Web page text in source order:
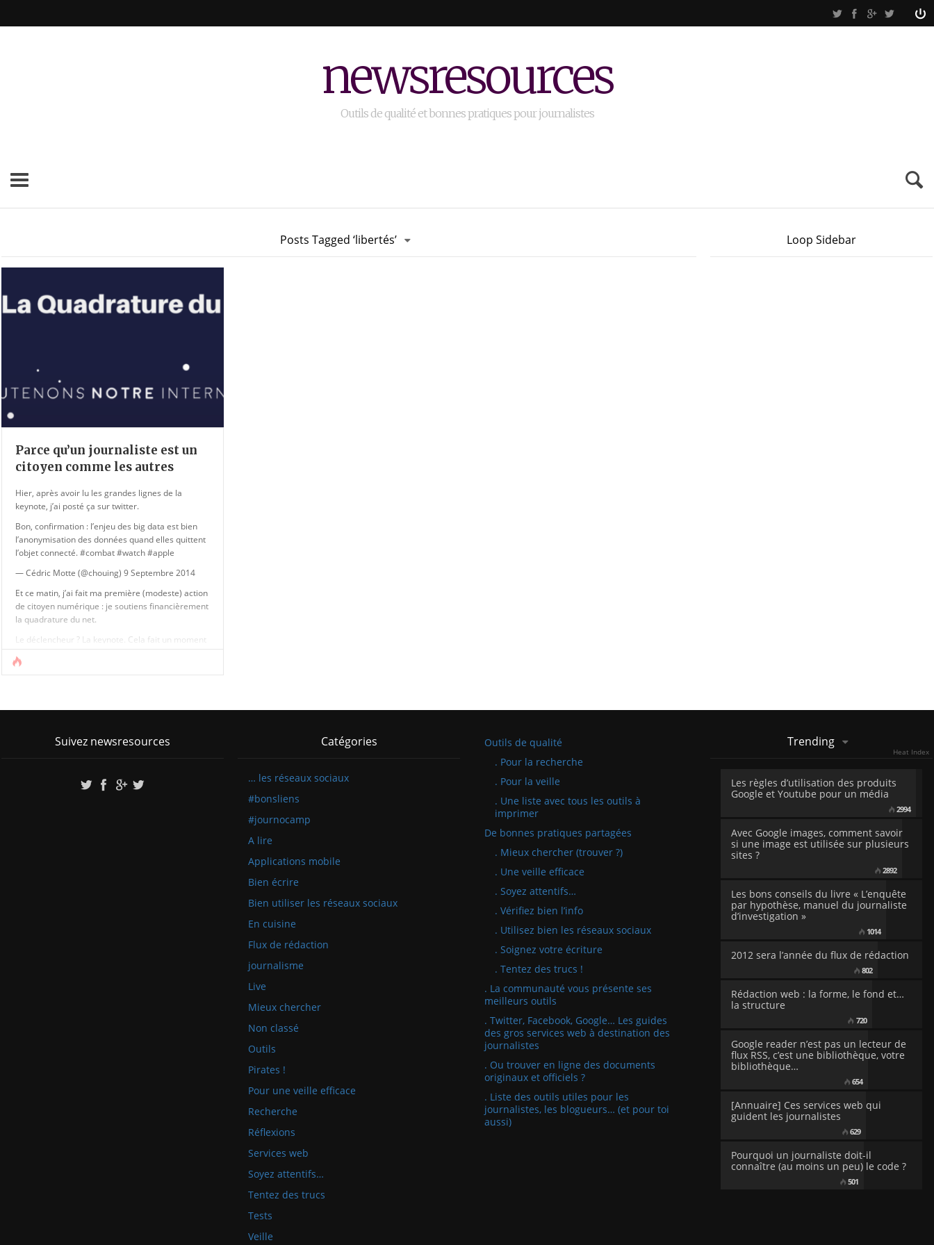
newsresources
Outils de qualité et bonnes pratiques pour journalistes
Posts Tagged ‘libertés’
Parce qu’un journaliste est un
citoyen comme les autres
Hier, après avoir lu les grandes lignes de la
keynote, j’ai posté ça sur twitter.
Bon, confirmation : l’enjeu des big data est bien
l’anonymisation des données quand elles quittent
l’objet connecté. #combat #watch #apple
— Cédric Motte (@chouing) 9 Septembre 2014
Et ce matin, j’ai fait ma première (modeste) action
de citoyen numérique : je soutiens financièrement
la quadrature du net.
Le déclencheur ? La keynote. Cela fait un moment
que c’est le cas, mais la montre d’Apple (comme
celles des autres constructeurs), c’est
définitivement trop. Les mobiles, les smartphones,
Loop Sidebar
Suivez newsresources Catégories
… les réseaux sociaux
#bonsliens
#journocamp
A lire
Applications mobile
Bien écrire
Bien utiliser les réseaux sociaux
En cuisine
Flux de rédaction
journalisme
Live
Mieux chercher
Non classé
Outils
Pirates !
Pour une veille efficace
Recherche
Réflexions
Services web
Soyez attentifs…
Tentez des trucs
Tests
Veille
Outils de qualité
. Pour la recherche
. Pour la veille
. Une liste avec tous les outils à
imprimer
De bonnes pratiques partagées
. Mieux chercher (trouver ?)
. Une veille efficace
. Soyez attentifs…
. Vérifiez bien l’info
. Utilisez bien les réseaux sociaux
. Soignez votre écriture
. Tentez des trucs !
. La communauté vous présente ses
meilleurs outils
. Twitter, Facebook, Google… Les guides
des gros services web à destination des
journalistes
. Ou trouver en ligne des documents
originaux et officiels ?
. Liste des outils utiles pour les
journalistes, les blogueurs… (et pour toi
aussi)
Trending
Heat Index
Les règles d’utilisation des produits
Google et Youtube pour un média
2994
Avec Google images, comment savoir
si une image est utilisée sur plusieurs
sites ?
2892
Les bons conseils du livre « L’enquête
par hypothèse, manuel du journaliste
d’investigation »
1014
2012 sera l’année du flux de rédaction
802
Rédaction web : la forme, le fond et…
la structure
720
Google reader n’est pas un lecteur de
flux RSS, c’est une bibliothèque, votre
bibliothèque…
654
[Annuaire] Ces services web qui
guident les journalistes
629
Pourquoi un journaliste doit-il
connaître (au moins un peu) le code ?
501